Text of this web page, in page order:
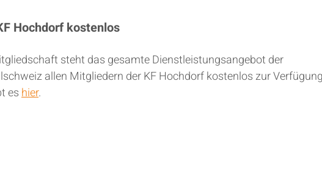
Hochdorf kostenlos
steht das gesamte Dienstleistungsangebot der
allen Mitgliedern der KF Hochdorf kostenlos zur
es hier.